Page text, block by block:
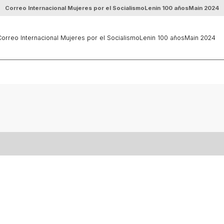
Correo Internacional Mujeres por el SocialismoLenin 100 añosMain 2024
Internacional Mujeres por el SocialismoLenin 100 añosMain 2024